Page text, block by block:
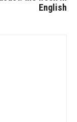
English